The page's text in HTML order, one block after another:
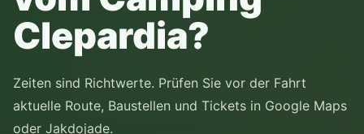
Weichsel kombinierbar.
Google Maps
Jakdojade